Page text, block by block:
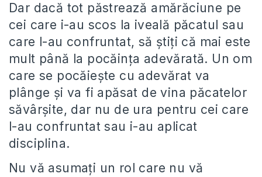
Dar dacă tot păstrează amărăciune pe
cei care i-au scos la iveală păcatul sau
care l-au confruntat, să știți că mai este
mult până la pocăința adevărată. Un om
care se pocăiește cu adevărat va
plânge și va fi apăsat de vina păcatelor
săvârșite, dar nu de ura pentru cei care
l-au confruntat sau i-au aplicat
disciplina.
Nu vă asumați un rol care nu vă